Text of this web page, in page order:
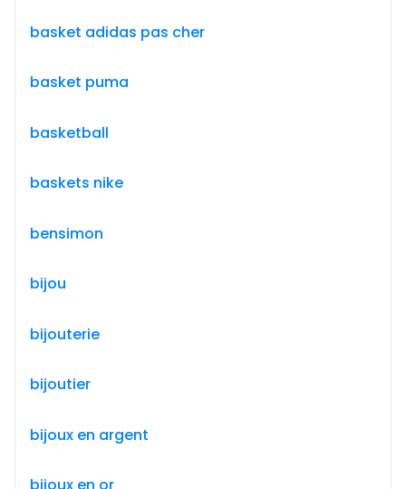
basket adidas pas cher
basket puma
basketball
baskets nike
bensimon
bijou
bijouterie
bijoutier
bijoux en argent